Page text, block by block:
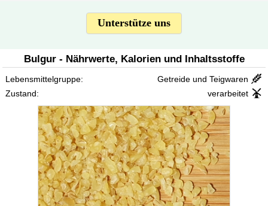
Unterstütze uns
Bulgur - Nährwerte, Kalorien und Inhaltsstoffe
Lebensmittelgruppe: Getreide und Teigwaren
Zustand: verarbeitet